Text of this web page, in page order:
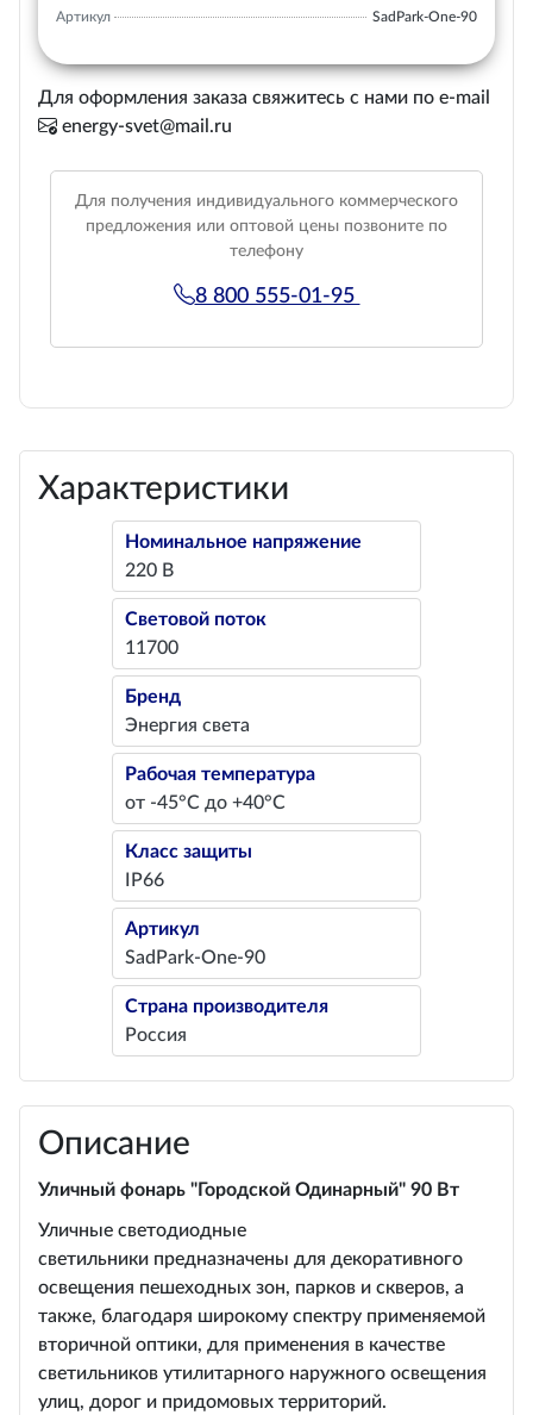
Артикул
SadPark-One-90
Для оформления заказа свяжитесь с нами по e-mail
energy-svet@mail.ru
Для получения индивидуального коммерческого
предложения или оптовой цены позвоните по
телефону
8 800 555-01-95
Характеристики
Номинальное напряжение
220 В
Световой поток
11700
Бренд
Энергия света
Рабочая температура
от -45°С до +40°С
Класс защиты
IP66
Артикул
SadPark-One-90
Страна производителя
Россия
Описание
Уличный фонарь "Городской Одинарный" 90 Вт
Уличные светодиодные
светильники предназначены для декоративного
освещения пешеходных зон, парков и скверов, а
также, благодаря широкому спектру применяемой
вторичной оптики, для применения в качестве
светильников утилитарного наружного освещения
улиц, дорог и придомовых территорий.